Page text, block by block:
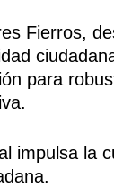
Fierros,
para
impulsa la